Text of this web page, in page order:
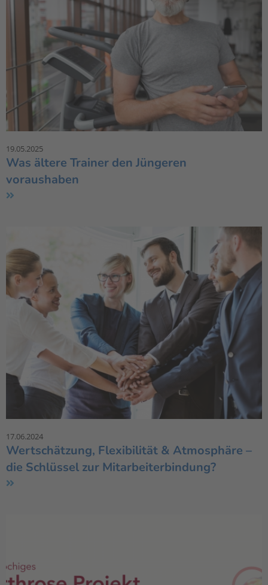
19.05.2025
Was ältere Trainer den Jüngeren
voraushaben
17.06.2024
Wertschätzung, Flexibilität & Atmosphäre –
die Schlüssel zur Mitarbeiterbindung?